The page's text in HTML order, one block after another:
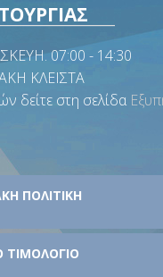
07:00 - 14:30
ΚΛΕΙΣΤΑ
δείτε στη σελίδα
ΠΟΛΙΤΙΚΗ
ΤΙΜΟΛΟΓΙΟ